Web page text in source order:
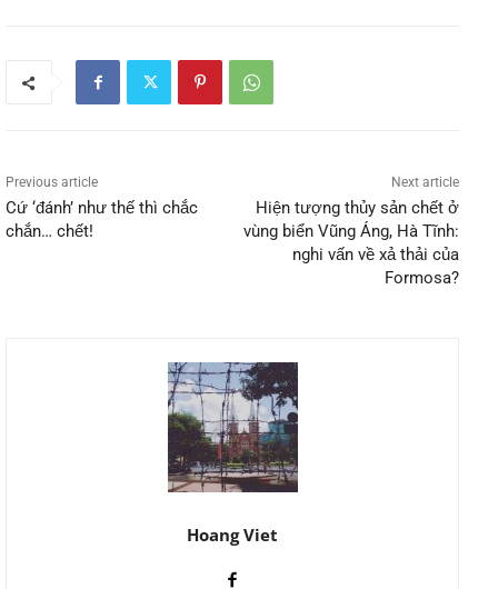
Previous article
Cứ ‘đánh’ như thế thì chắc
chắn… chết!
Next article
Hiện tượng thủy sản chết ở
vùng biển Vũng Áng, Hà Tĩnh:
nghi vấn về xả thải của
Formosa?
Hoang Viet